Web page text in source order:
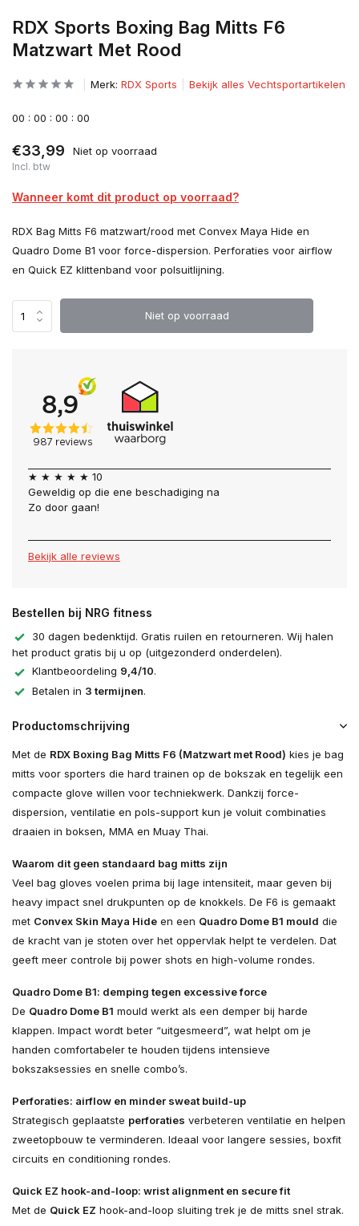
RDX Sports Boxing Bag Mitts F6
Matzwart Met Rood
Merk: RDX Sports Bekijk alles Vechtsportartikelen
00 : 00 : 00 : 00
€33,99 Niet op voorraad
Incl. btw
Wanneer komt dit product op voorraad?
RDX Bag Mitts F6 matzwart/rood met Convex Maya Hide en
Quadro Dome B1 voor force-dispersion. Perforaties voor airflow
en Quick EZ klittenband voor polsuitlijning.
Niet op voorraad
★ ★ ★ ★ ★ 10
Geweldig op die ene beschadiging na
Zo door gaan!
Bekijk alle reviews
Bestellen bij NRG fitness
30 dagen bedenktijd. Gratis ruilen en retourneren. Wij halen
het product gratis bij u op (uitgezonderd onderdelen).
Klantbeoordeling 9,4/10.
Betalen in 3 termijnen.
Productomschrijving
Met de RDX Boxing Bag Mitts F6 (Matzwart met Rood) kies je bag
mitts voor sporters die hard trainen op de bokszak en tegelijk een
compacte glove willen voor techniekwerk. Dankzij force-
dispersion, ventilatie en pols-support kun je voluit combinaties
draaien in boksen, MMA en Muay Thai.
Waarom dit geen standaard bag mitts zijn
Veel bag gloves voelen prima bij lage intensiteit, maar geven bij
heavy impact snel drukpunten op de knokkels. De F6 is gemaakt
met Convex Skin Maya Hide en een Quadro Dome B1 mould die
de kracht van je stoten over het oppervlak helpt te verdelen. Dat
geeft meer controle bij power shots en high-volume rondes.
Quadro Dome B1: demping tegen excessive force
De Quadro Dome B1 mould werkt als een demper bij harde
klappen. Impact wordt beter “uitgesmeerd”, wat helpt om je
handen comfortabeler te houden tijdens intensieve
bokszaksessies en snelle combo’s.
Perforaties: airflow en minder sweat build-up
Strategisch geplaatste perforaties verbeteren ventilatie en helpen
zweetopbouw te verminderen. Ideaal voor langere sessies, boxfit
circuits en conditioning rondes.
Quick EZ hook-and-loop: wrist alignment en secure fit
Met de Quick EZ hook-and-loop sluiting trek je de mitts snel strak.